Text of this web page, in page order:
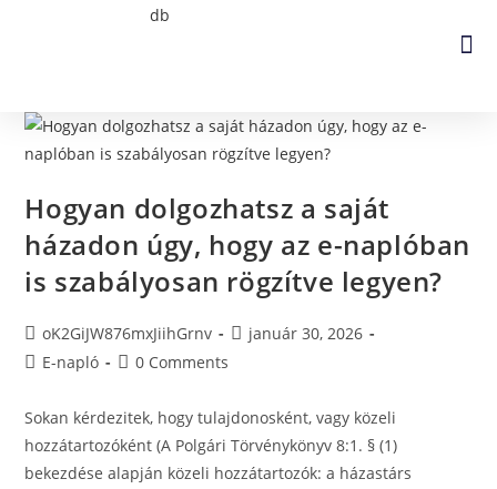
Hogyan dolgozhatsz a saját
házadon úgy, hogy az e-naplóban
is szabályosan rögzítve legyen?
oK2GiJW876mxJiihGrnv
január 30, 2026
E-napló
0 Comments
Sokan kérdezitek, hogy tulajdonosként, vagy közeli
hozzátartozóként (A Polgári Törvénykönyv 8:1. § (1)
bekezdése alapján közeli hozzátartozók: a házastárs